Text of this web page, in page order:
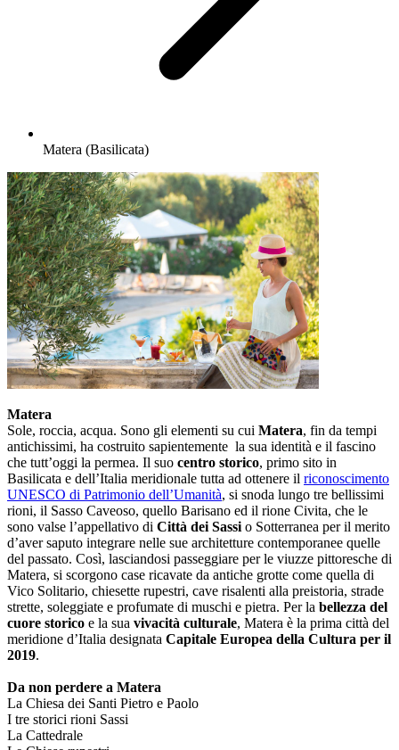
Matera (Basilicata)
Matera
Sole, roccia, acqua. Sono gli elementi su cui Matera, fin da tempi
antichissimi, ha costruito sapientemente la sua identità e il fascino
che tutt’oggi la permea. Il suo centro storico, primo sito in
Basilicata e dell’Italia meridionale tutta ad ottenere il riconoscimento
UNESCO di Patrimonio dell’Umanità, si snoda lungo tre bellissimi
rioni, il Sasso Caveoso, quello Barisano ed il rione Civita, che le
sono valse l’appellativo di Città dei Sassi o Sotterranea per il merito
d’aver saputo integrare nelle sue architetture contemporanee quelle
del passato. Così, lasciandosi passeggiare per le viuzze pittoresche di
Matera, si scorgono case ricavate da antiche grotte come quella di
Vico Solitario, chiesette rupestri, cave risalenti alla preistoria, strade
strette, soleggiate e profumate di muschi e pietra. Per la bellezza del
cuore storico e la sua vivacità culturale, Matera è la prima città del
meridione d’Italia designata Capitale Europea della Cultura per il
2019.
Da non perdere a Matera
La Chiesa dei Santi Pietro e Paolo
I tre storici rioni Sassi
La Cattedrale